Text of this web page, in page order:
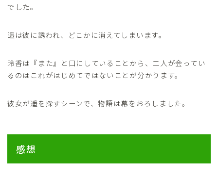
でした。
遥は彼に誘われ、どこかに消えてしまいます。
玲香は『また』と口にしていることから、二人が会ってい
るのはこれがはじめてではないことが分かります。
彼女が遥を探すシーンで、物語は幕をおろしました。
感想